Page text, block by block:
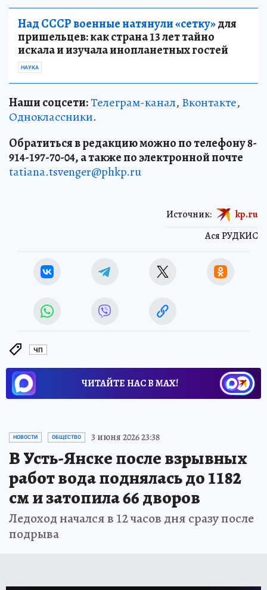
Над СССР военные натянули «сетку»для
пришельцев: как страна 13 лет тайно
искала и изучала инопланетных гостей
НАУКА
Наши соцсети:Телеграм-канал, Вконтакте,
Одноклассники.
Обратиться в редакцию можно по телефону 8-
914-197-70-04, а также по электронной почте
tatiana.tsvenger@phkp.ru
Ася РУДКИС
Источник: kp.ru
ЧП
ЧИТАЙТЕ НАС В МАХ!
НОВОСТИ ОБЩЕСТВО 3 июня 2026 23:38
В Усть-Янске после взрывных
работ вода поднялась до 1182
см и затопила 66 дворов
Ледоход начался в 12 часов дня сразу после
подрыва